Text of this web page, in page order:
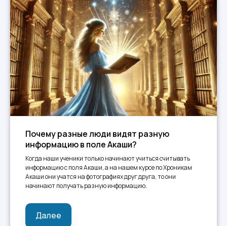
Почему разные люди видят разную
информацию в поле Акаши?
Когда наши ученики только начинают учиться считывать
информацию с поля Акаши, а на нашем курсе по Хроникам
Акаши они учатся на фотографиях друг друга, то они
начинают получать разную информацию.
Далее